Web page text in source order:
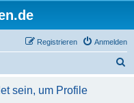
Anmelden
Registrieren
sein, um Profile